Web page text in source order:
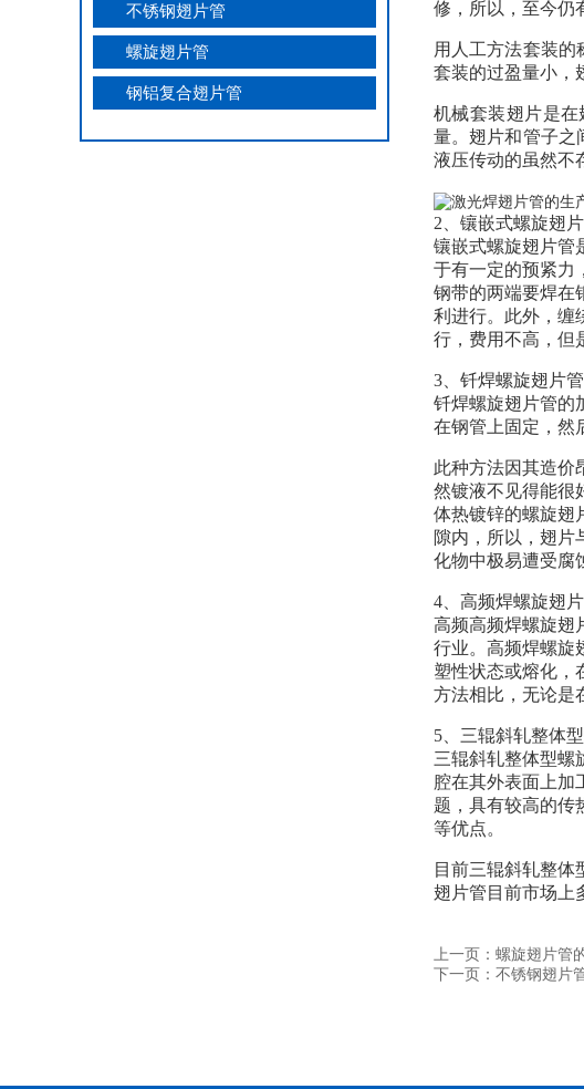
不锈钢翅片管
螺旋翅片管
钢铝复合翅片管
修，所以，至今仍
用人工方法套装
套装的过盈量小，
机械套装翅片是
量。翅片和管子之
液压传动的虽然不
2、镶嵌式螺旋翅片
镶嵌式螺旋翅片管
于有一定的预紧力
钢带的两端要焊在
利进行。此外，缠
行，费用不高，但
3、钎焊螺旋翅片管
钎焊螺旋翅片管的
在钢管上固定，然
此种方法因其造价
然镀液不见得能很
体热镀锌的螺旋翅
隙内，所以，翅片
化物中极易遭受腐
4、高频焊螺旋翅片
高频高频焊螺旋翅
行业。高频焊螺旋
塑性状态或熔化，
方法相比，无论是
5、三辊斜轧整体
三辊斜轧整体型螺
腔在其外表面上加
题，具有较高的传
等优点。
目前三辊斜轧整体
翅片管目前市场上
上一页：螺旋翅片管
下一页：不锈钢翅片